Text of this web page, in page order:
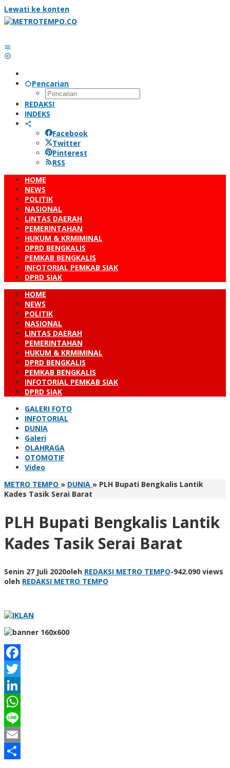
Lewati ke konten
Pencarian
REDAKSI
INDEKS
Facebook
Twitter
Pinterest
RSS
HOME
NEWS
POLITIK
NASIONAL
LINTAS DAERAH
PEMERINTAHAN
HUKUM & KRMIMINAL
DPRD BENGKALIS
PEMKAB BENGKALIS
INFOTORIAL PEMKAB SIAK
DPRD SIAK
HOME
NEWS
POLITIK
NASIONAL
LINTAS DAERAH
PEMERINTAHAN
HUKUM & KRMIMINAL
DPRD BENGKALIS
PEMKAB BENGKALIS
INFOTORIAL PEMKAB SIAK
DPRD SIAK
GALERI FOTO
INFOTORIAL
DUNIA
Galeri
OLAHRAGA
OTOMOTIF
Video
METRO TEMPO » DUNIA » PLH Bupati Bengkalis Lantik
Kades Tasik Serai Barat
PLH Bupati Bengkalis Lantik
Kades Tasik Serai Barat
Senin 27 Juli 2020oleh REDAKSI METRO TEMPO-942.090 views
oleh REDAKSI METRO TEMPO
Facebook
Twitter
LinkedIn
WhatsApp
Line
Email